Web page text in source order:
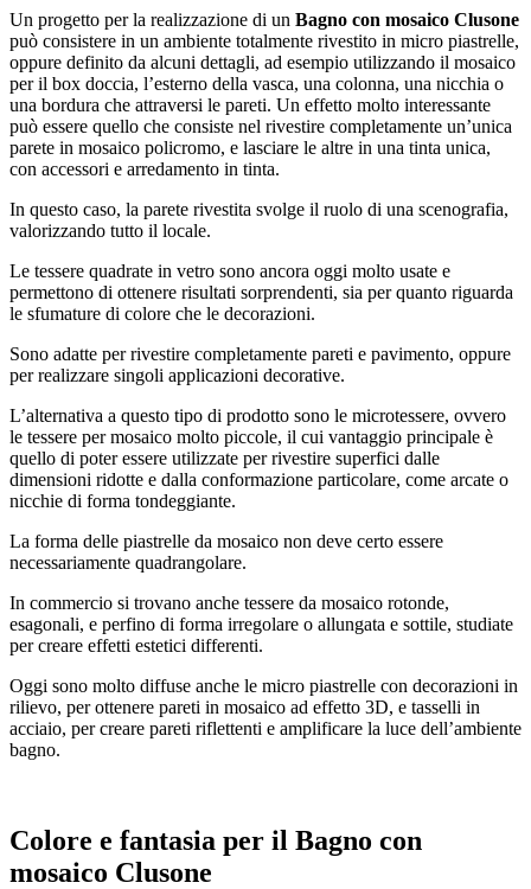
Un progetto per la realizzazione di un Bagno con mosaico Clusone
può consistere in un ambiente totalmente rivestito in micro piastrelle,
oppure definito da alcuni dettagli, ad esempio utilizzando il mosaico
per il box doccia, l’esterno della vasca, una colonna, una nicchia o
una bordura che attraversi le pareti. Un effetto molto interessante
può essere quello che consiste nel rivestire completamente un’unica
parete in mosaico policromo, e lasciare le altre in una tinta unica,
con accessori e arredamento in tinta.
In questo caso, la parete rivestita svolge il ruolo di una scenografia,
valorizzando tutto il locale.
Le tessere quadrate in vetro sono ancora oggi molto usate e
permettono di ottenere risultati sorprendenti, sia per quanto riguarda
le sfumature di colore che le decorazioni.
Sono adatte per rivestire completamente pareti e pavimento, oppure
per realizzare singoli applicazioni decorative.
L’alternativa a questo tipo di prodotto sono le microtessere, ovvero
le tessere per mosaico molto piccole, il cui vantaggio principale è
quello di poter essere utilizzate per rivestire superfici dalle
dimensioni ridotte e dalla conformazione particolare, come arcate o
nicchie di forma tondeggiante.
La forma delle piastrelle da mosaico non deve certo essere
necessariamente quadrangolare.
In commercio si trovano anche tessere da mosaico rotonde,
esagonali, e perfino di forma irregolare o allungata e sottile, studiate
per creare effetti estetici differenti.
Oggi sono molto diffuse anche le micro piastrelle con decorazioni in
rilievo, per ottenere pareti in mosaico ad effetto 3D, e tasselli in
acciaio, per creare pareti riflettenti e amplificare la luce dell’ambiente
bagno.
Colore e fantasia per il Bagno con
mosaico Clusone